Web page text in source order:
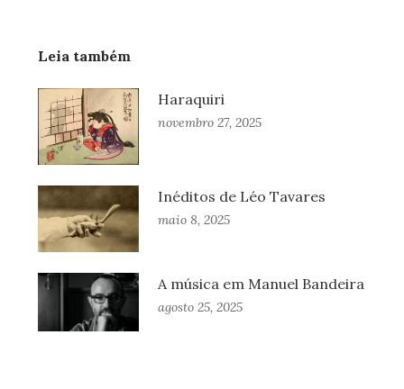
Leia também
Haraquiri
novembro 27, 2025
Inéditos de Léo Tavares
maio 8, 2025
A música em Manuel Bandeira
agosto 25, 2025